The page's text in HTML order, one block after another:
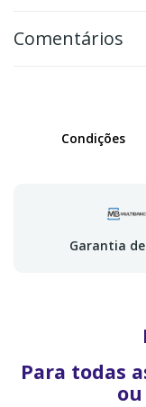
Comentários
Condições
Garantia
Para todas